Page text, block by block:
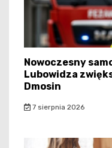
Nowoczesny
Lubowidza
Dmosin
7 sierpnia 2026